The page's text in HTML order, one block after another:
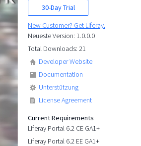
30-Day Trial
New Customer? Get Liferay.
Neueste Version: 1.0.0.0
Total Downloads: 21
Developer Website
Documentation
Unterstützung
License Agreement
Current Requirements
Liferay Portal 6.2 CE GA1+
Liferay Portal 6.2 EE GA1+